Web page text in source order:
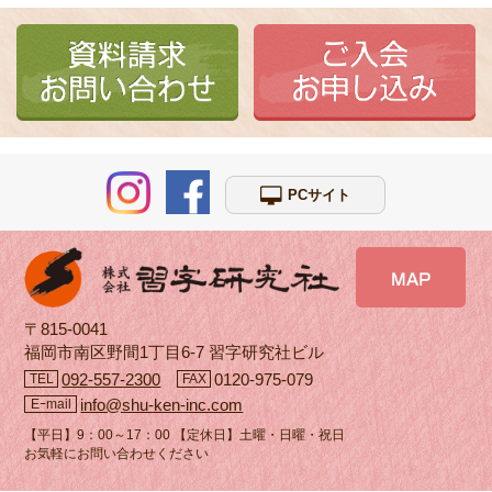
PCサイト
〒815-0041
福岡市南区野間1丁目6-7 習字研究社ビル
TEL 092-557-2300 FAX 0120-975-079
Eｰmail info@shu-ken-inc.com
【平日】9：00～17：00 【定休日】土曜・日曜・祝日
お気軽にお問い合わせください